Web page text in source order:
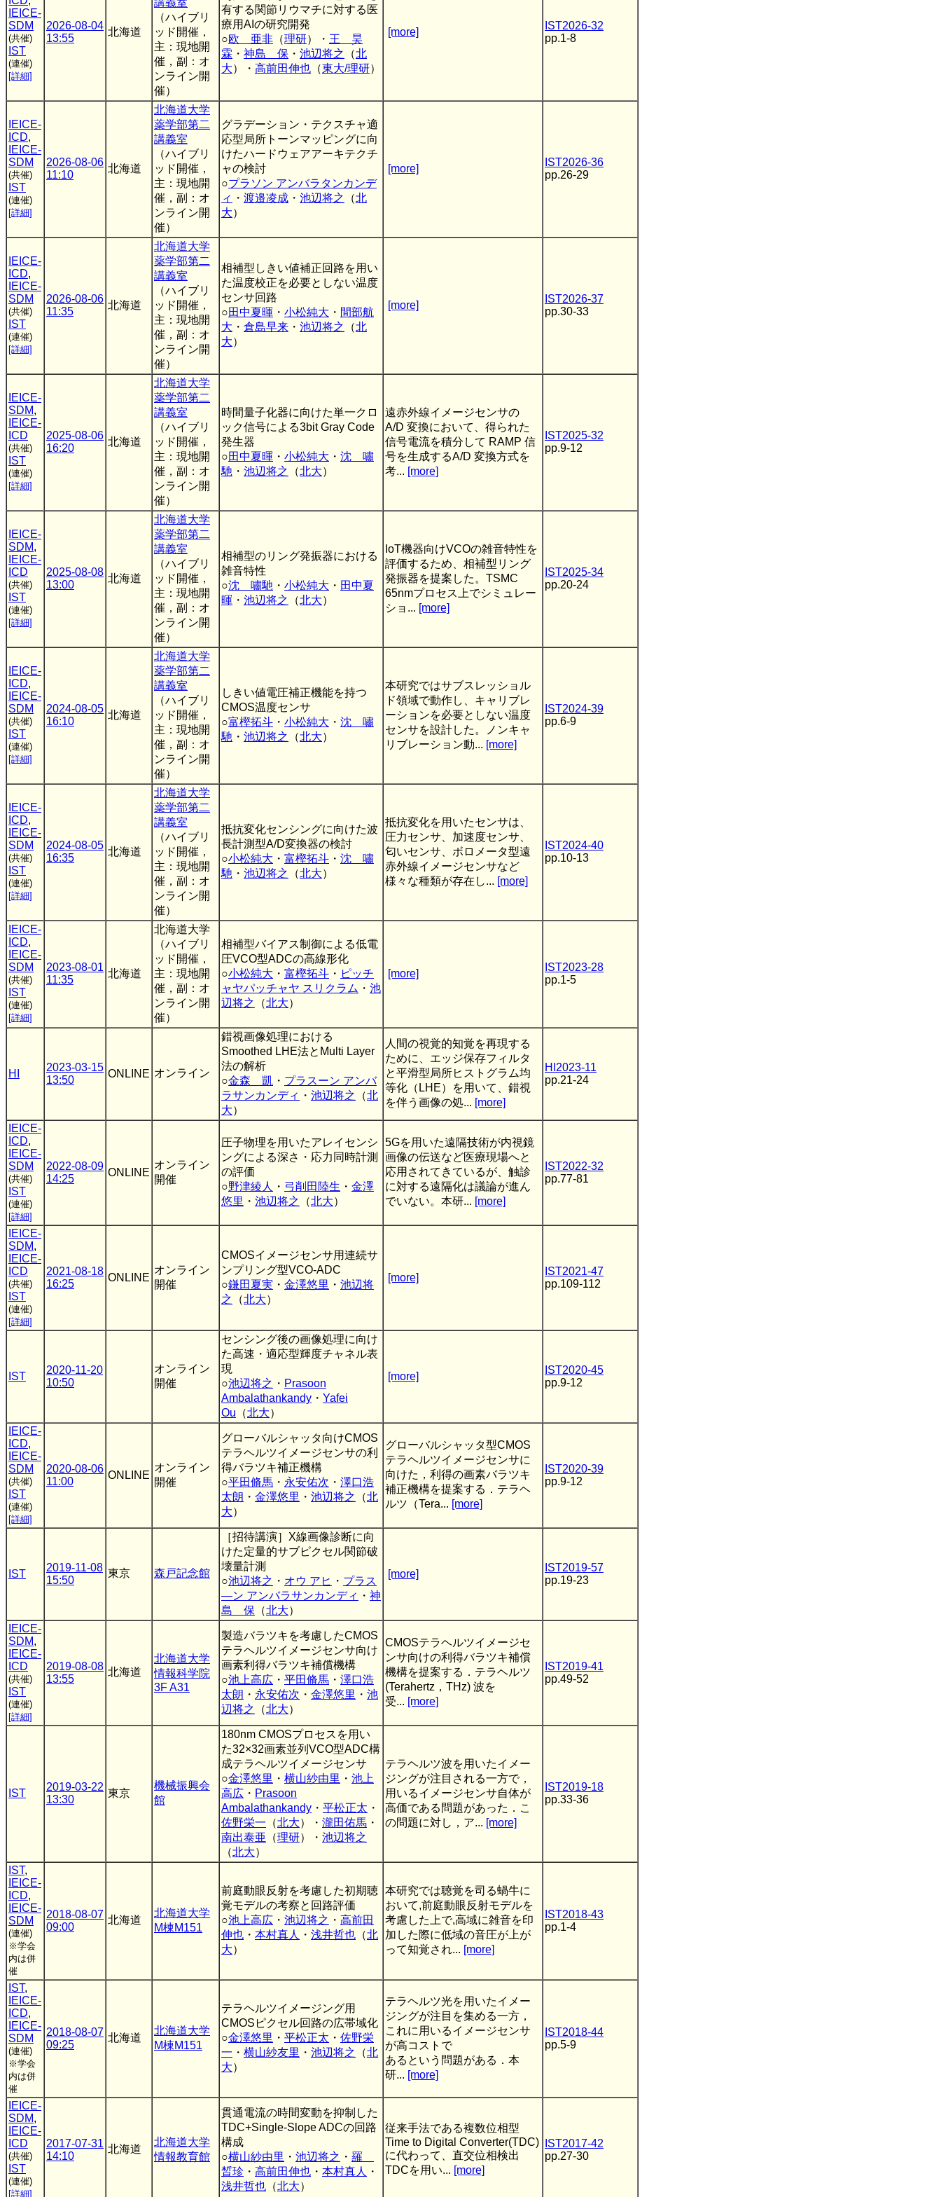
IEICE-
SDM
(共催)
IST
(連催)
[詳細]
2026-08-04
13:55
北海道
講義室
（ハイブリ
ッド開催，
主：現地開
催，副：オ
ンライン開
催）
有する関節リウマチに対する医
療用AIの研究開発
○欧 亜非 （理研）・ 王 昊
霖 ・ 神島 保 ・ 池辺将之 （北
大）・ 高前田伸也 （東大/理研）
[more]
IST2026-32
pp.1-8
IEICE-
ICD,
IEICE-
SDM
(共催)
IST
(連催)
[詳細]
2026-08-06
11:10
北海道
北海道大学
薬学部第二
講義室
（ハイブリ
ッド開催，
主：現地開
催，副：オ
ンライン開
催）
グラデーション・テクスチャ適
応型局所トーンマッピングに向
けたハードウェアアーキテクチ
ャの検討
○プラソン アンバラタンカンデ
ィ ・ 渡邉凌成 ・ 池辺将之 （北
大）
[more]
IST2026-36
pp.26-29
IEICE-
ICD,
IEICE-
SDM
(共催)
IST
(連催)
[詳細]
2026-08-06
11:35
北海道
北海道大学
薬学部第二
講義室
（ハイブリ
ッド開催，
主：現地開
催，副：オ
ンライン開
催）
相補型しきい値補正回路を用い
た温度校正を必要としない温度
センサ回路
○田中夏暉 ・ 小松純大 ・ 間部航
大 ・ 倉島早来 ・ 池辺将之 （北
大）
[more]
IST2026-37
pp.30-33
IEICE-
SDM,
IEICE-
ICD
(共催)
IST
(連催)
[詳細]
2025-08-06
16:20
北海道
北海道大学
薬学部第二
講義室
（ハイブリ
ッド開催，
主：現地開
催，副：オ
ンライン開
催）
時間量子化器に向けた単一クロ
ック信号による3bit Gray Code
発生器
○田中夏暉 ・ 小松純大 ・ 沈 嘯
馳 ・ 池辺将之 （北大）
遠赤外線イメージセンサの
A/D 変換において、得られた
信号電流を積分して RAMP 信
号を生成するA/D 変換方式を
考... [more]
IST2025-32
pp.9-12
IEICE-
SDM,
IEICE-
ICD
(共催)
IST
(連催)
[詳細]
2025-08-08
13:00
北海道
北海道大学
薬学部第二
講義室
（ハイブリ
ッド開催，
主：現地開
催，副：オ
ンライン開
催）
相補型のリング発振器における
雑音特性
○沈 嘯馳 ・ 小松純大 ・ 田中夏
暉 ・ 池辺将之 （北大）
IoT機器向けVCOの雑音特性を
評価するため、相補型リング
発振器を提案した。TSMC
65nmプロセス上でシミュレー
ショ... [more]
IST2025-34
pp.20-24
IEICE-
ICD,
IEICE-
SDM
(共催)
IST
(連催)
[詳細]
2024-08-05
16:10
北海道
北海道大学
薬学部第二
講義室
（ハイブリ
ッド開催，
主：現地開
催，副：オ
ンライン開
催）
しきい値電圧補正機能を持つ
CMOS温度センサ
○富樫拓斗 ・ 小松純大 ・ 沈 嘯
馳 ・ 池辺将之 （北大）
本研究ではサブスレッショル
ド領域で動作し、キャリブレ
ーションを必要としない温度
センサを設計した。ノンキャ
リブレーション動... [more]
IST2024-39
pp.6-9
IEICE-
ICD,
IEICE-
SDM
(共催)
IST
(連催)
[詳細]
2024-08-05
16:35
北海道
北海道大学
薬学部第二
講義室
（ハイブリ
ッド開催，
主：現地開
催，副：オ
ンライン開
催）
抵抗変化センシングに向けた波
長計測型A/D変換器の検討
○小松純大 ・ 富樫拓斗 ・ 沈 嘯
馳 ・ 池辺将之 （北大）
抵抗変化を用いたセンサは、
圧力センサ、加速度センサ、
匂いセンサ、ボロメータ型遠
赤外線イメージセンサなど
様々な種類が存在し... [more]
IST2024-40
pp.10-13
IEICE-
ICD,
IEICE-
SDM
(共催)
IST
(連催)
[詳細]
2023-08-01
11:35
北海道
北海道大学
（ハイブリ
ッド開催，
主：現地開
催，副：オ
ンライン開
催）
相補型バイアス制御による低電
圧VCO型ADCの高線形化
○小松純大 ・ 富樫拓斗 ・ ピッチ
ャヤパッチャヤ スリクラム ・ 池
辺将之
（北大）
[more]
IST2023-28
pp.1-5
HI
2023-03-15
13:50
ONLINE オンライン
錯視画像処理における
Smoothed LHE法とMulti Layer
法の解析
○金森 凱 ・ プラスーン アンバ
ラサンカンディ ・ 池辺将之 （北
大）
人間の視覚的知覚を再現する
ために、エッジ保存フィルタ
と平滑型局所ヒストグラム均
等化（LHE）を用いて、錯視
を伴う画像の処... [more]
HI2023-11
pp.21-24
IEICE-
ICD,
IEICE-
SDM
(共催)
IST
(連催)
[詳細]
2022-08-09
14:25
ONLINE
オンライン
開催
圧子物理を用いたアレイセンシ
ングによる深さ・応力同時計測
の評価
○野津綾人 ・ 弓削田陸生 ・ 金澤
悠里 ・ 池辺将之 （北大）
5Gを用いた遠隔技術が内視鏡
画像の伝送など医療現場へと
応用されてきているが、触診
に対する遠隔化は議論が進ん
でいない。本研... [more]
IST2022-32
pp.77-81
IEICE-
SDM,
IEICE-
ICD
(共催)
IST
(連催)
[詳細]
2021-08-18
16:25
ONLINE
オンライン
開催
CMOSイメージセンサ用連続サ
ンプリング型VCO-ADC
○鎌田夏実 ・ 金澤悠里 ・ 池辺将
之
（北大）
[more]
IST2021-47
pp.109-112
IST
2020-11-20
10:50
オンライン
開催
センシング後の画像処理に向け
た高速・適応型輝度チャネル表
現
○池辺将之 ・ Prasoon
Ambalathankandy ・ Yafei
Ou （北大）
[more]
IST2020-45
pp.9-12
IEICE-
ICD,
IEICE-
SDM
(共催)
IST
(連催)
[詳細]
2020-08-06
11:00
ONLINE
オンライン
開催
グローバルシャッタ向けCMOS
テラヘルツイメージセンサの利
得バラツキ補正機構
○平田脩馬 ・ 永安佑次 ・ 澤口浩
太朗 ・ 金澤悠里 ・ 池辺将之 （北
大）
グローバルシャッタ型CMOS
テラヘルツイメージセンサに
向けた，利得の画素バラツキ
補正機構を提案する．テラヘ
ルツ（Tera... [more]
IST2020-39
pp.9-12
IST
2019-11-08
15:50
東京 森戸記念館
［招待講演］X線画像診断に向
けた定量的サブピクセル関節破
壊量計測
○池辺将之 ・ オウ アヒ ・ プラス
―ン アンバラサンカンディ ・ 神
島 保 （北大）
[more]
IST2019-57
pp.19-23
IEICE-
SDM,
IEICE-
ICD
(共催)
IST
(連催)
[詳細]
2019-08-08
13:55
北海道
北海道大学
情報科学院
3F A31
製造バラツキを考慮したCMOS
テラヘルツイメージセンサ向け
画素利得バラツキ補償機構
○池上高広 ・ 平田脩馬 ・ 澤口浩
太朗 ・ 永安佑次 ・ 金澤悠里 ・ 池
辺将之
（北大）
CMOSテラヘルツイメージセ
ンサ向けの利得バラツキ補償
機構を提案する．テラヘルツ
(Terahertz，THz) 波を
受... [more]
IST2019-41
pp.49-52
IST
2019-03-22
13:30
東京
機械振興会
館
180nm CMOSプロセスを用い
た32×32画素並列VCO型ADC構
成テラヘルツイメージセンサ
○金澤悠里 ・ 横山紗由里 ・ 池上
高広 ・ Prasoon
Ambalathankandy ・ 平松正太 ・
佐野栄一 （北大）・ 瀧田佑馬 ・
南出泰亜 （理研）・ 池辺将之
（北大）
テラヘルツ波を用いたイメー
ジングが注目される一方で，
用いるイメージセンサ自体が
高価である問題があった．こ
の問題に対し，ア... [more]
IST2019-18
pp.33-36
IST,
IEICE-
ICD,
IEICE-
SDM
(連催)
※学会
内は併
催
2018-08-07
09:00
北海道
北海道大学
M棟M151
前庭動眼反射を考慮した初期聴
覚モデルの考察と回路評価
○池上高広 ・ 池辺将之 ・ 高前田
伸也 ・ 本村真人 ・ 浅井哲也 （北
大）
本研究では聴覚を司る蝸牛に
おいて,前庭動眼反射モデルを
考慮した上で,高域に雑音を印
加した際に低域の音圧が上が
って知覚され... [more]
IST2018-43
pp.1-4
IST,
IEICE-
ICD,
IEICE-
SDM
(連催)
※学会
内は併
催
2018-08-07
09:25
北海道
北海道大学
M棟M151
テラヘルツイメージング用
CMOSピクセル回路の広帯域化
○金澤悠里 ・ 平松正太 ・ 佐野栄
一 ・ 横山紗友里 ・ 池辺将之 （北
大）
テラヘルツ光を用いたイメー
ジングが注目を集める一方，
これに用いるイメージセンサ
が高コストで
あるという問題がある．本
研... [more]
IST2018-44
pp.5-9
IEICE-
SDM,
IEICE-
ICD
(共催)
IST
(連催)
[詳細]
2017-07-31
14:10
北海道
北海道大学
情報教育館
貫通電流の時間変動を抑制した
TDC+Single-Slope ADCの回路
構成
○横山紗由里 ・ 池辺将之 ・ 羅
晳珍 ・ 高前田伸也 ・ 本村真人
・
浅井哲也 （北大）
従来手法である複数位相型
Time to Digital Converter(TDC)
に代わって、直交位相検出
TDCを用い... [more]
IST2017-42
pp.27-30